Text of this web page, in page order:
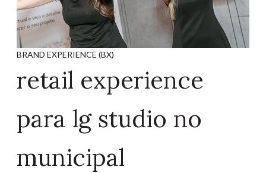
BRAND EXPERIENCE (BX)
retail experience
para lg studio no
municipal